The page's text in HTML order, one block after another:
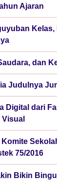
Ajaran
Kelas,
dan
Judulnya
Digital dari
75/2016
Bikin